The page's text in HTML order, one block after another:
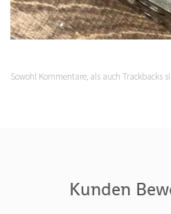
Sowohl Kommentare, als auch Trackbacks
Kunden